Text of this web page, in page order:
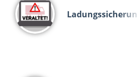
Ladungssicherung